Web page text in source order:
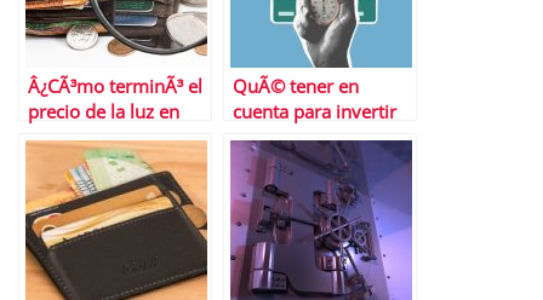
Â¿CÃ³mo terminÃ³ el
precio de la luz en
2021?
QuÃ© tener en
cuenta para invertir
en fondos Vanguard